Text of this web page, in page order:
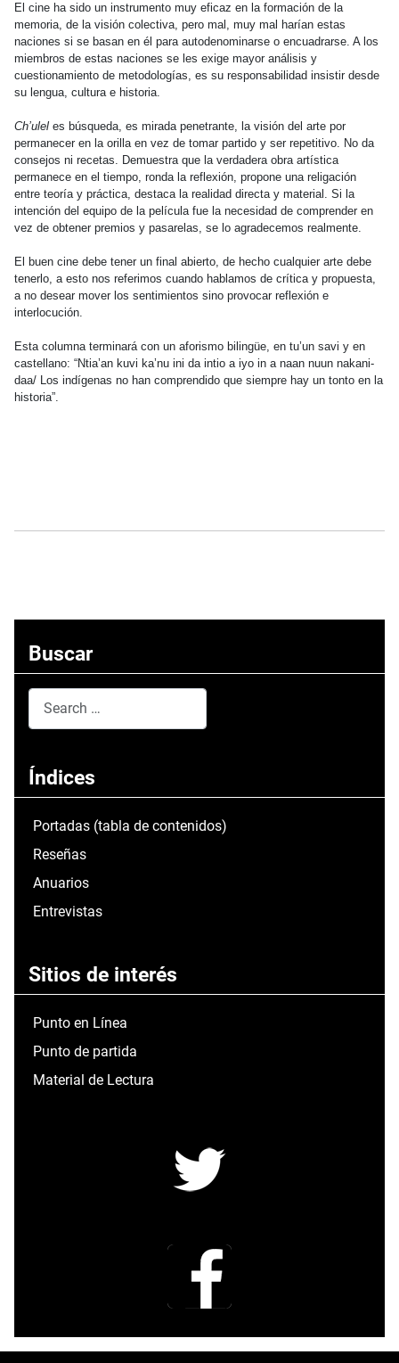
El cine ha sido un instrumento muy eficaz en la formación de la
memoria, de la visión colectiva, pero mal, muy mal harían estas
naciones si se basan en él para autodenominarse o encuadrarse. A los
miembros de estas naciones se les exige mayor análisis y
cuestionamiento de metodologías, es su responsabilidad insistir desde
su lengua, cultura e historia.
Ch’ulel es búsqueda, es mirada penetrante, la visión del arte por
permanecer en la orilla en vez de tomar partido y ser repetitivo. No da
consejos ni recetas. Demuestra que la verdadera obra artística
permanece en el tiempo, ronda la reflexión, propone una religación
entre teoría y práctica, destaca la realidad directa y material. Si la
intención del equipo de la película fue la necesidad de comprender en
vez de obtener premios y pasarelas, se lo agradecemos realmente.
El buen cine debe tener un final abierto, de hecho cualquier arte debe
tenerlo, a esto nos referimos cuando hablamos de crítica y propuesta,
a no desear mover los sentimientos sino provocar reflexión e
interlocución.
Esta columna terminará con un aforismo bilingüe, en tu’un savi y en
castellano: “Ntia’an kuvi ka’nu ini da intio a iyo in a naan nuun nakani-
daa/ Los indígenas no han comprendido que siempre hay un tonto en la
historia”.
Buscar
Índices
Portadas (tabla de contenidos)
Reseñas
Anuarios
Entrevistas
Sitios de interés
Punto en Línea
Punto de partida
Material de Lectura